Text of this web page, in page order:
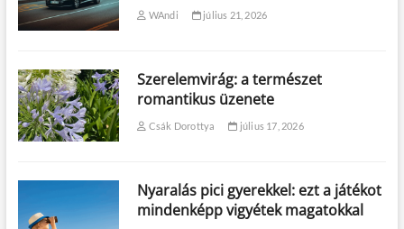
WAndi július 21, 2026
Szerelemvirág: a természet
romantikus üzenete
Csák Dorottya július 17, 2026
Nyaralás pici gyerekkel: ezt a játékot
mindenképp vigyétek magatokkal